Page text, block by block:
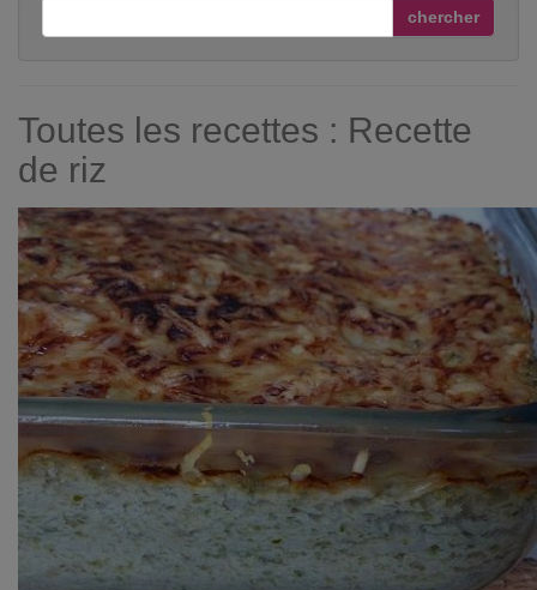
chercher
Toutes les recettes : Recette
de riz